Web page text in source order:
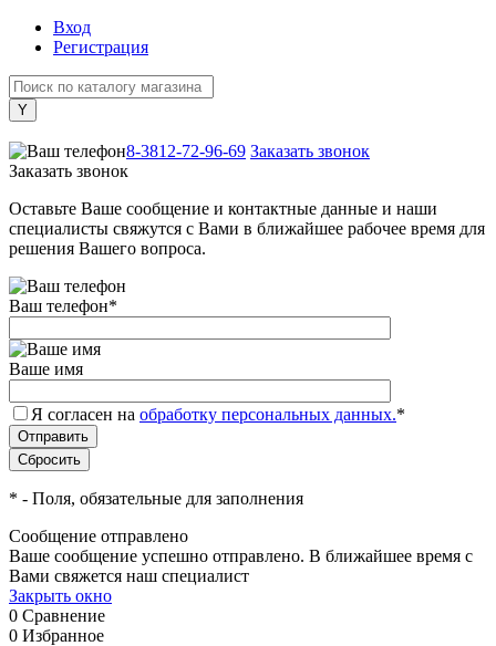
Вход
Регистрация
8-3812-72-96-69 Заказать звонок
Заказать звонок
Оставьте Ваше сообщение и контактные данные и наши
специалисты свяжутся с Вами в ближайшее рабочее время для
решения Вашего вопроса.
Ваш телефон*
Ваше имя
Я согласен на обработку персональных данных.*
* - Поля, обязательные для заполнения
Сообщение отправлено
Ваше сообщение успешно отправлено. В ближайшее время с
Вами свяжется наш специалист
Закрыть окно
0 Сравнение
0 Избранное